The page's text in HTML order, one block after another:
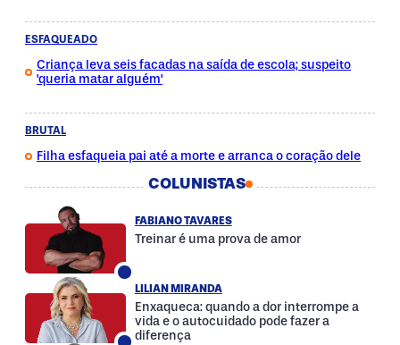
ESFAQUEADO
Criança leva seis facadas na saída de escola; suspeito
'queria matar alguém'
BRUTAL
Filha esfaqueia pai até a morte e arranca o coração dele
COLUNISTAS
FABIANO TAVARES
Treinar é uma prova de amor
LILIAN MIRANDA
Enxaqueca: quando a dor interrompe a
vida e o autocuidado pode fazer a
diferença